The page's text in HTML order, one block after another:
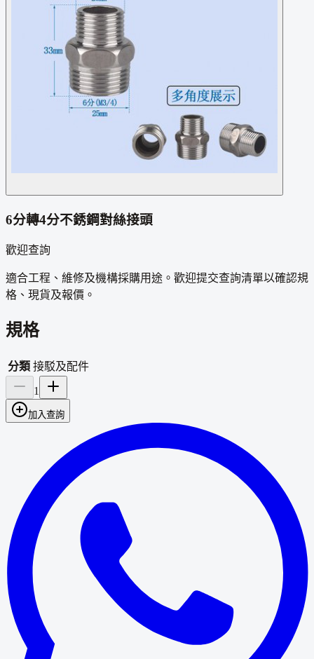
6分轉4分不銹鋼對絲接頭
歡迎查詢
適合工程、維修及機構採購用途。歡迎提交查詢清單以確認規
格、現貨及報價。
規格
分類 接駁及配件
1
加入查詢